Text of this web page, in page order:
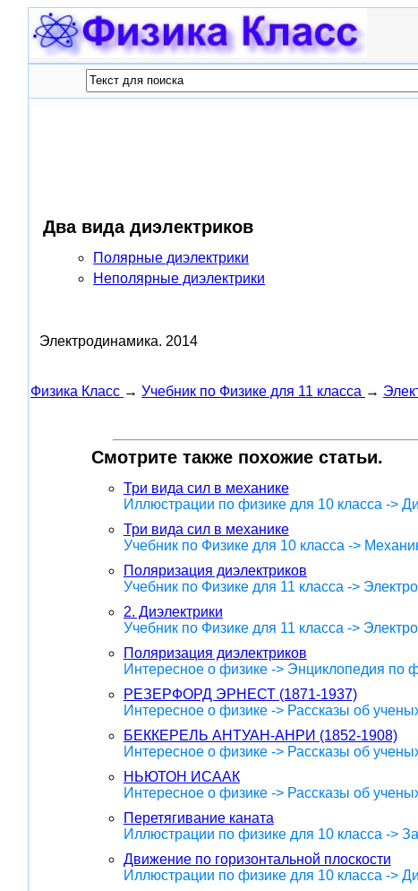
Два вида диэлектриков
Полярные диэлектрики
Неполярные диэлектрики
Электродинамика. 2014
Физика Класс → Учебник по Физике для 11 класса →
Смотрите также похожие статьи.
Три вида сил в механике
Иллюстрации по физике для 10 класса ->
Три вида сил в механике
Учебник по Физике для 10 класса ->
Поляризация диэлектриков
Учебник по Физике для 11 класса ->
2. Диэлектрики
Учебник по Физике для 11 класса ->
Поляризация диэлектриков
Интересное о физике -> Энциклопедия по
РЕЗЕРФОРД ЭРНЕСТ (1871-1937)
Интересное о физике -> Рассказы об
БЕККЕРЕЛЬ АНТУАН-АНРИ (1852-1908)
Интересное о физике -> Рассказы об
НЬЮТОН ИСААК
Интересное о физике -> Рассказы об
Перетягивание каната
Иллюстрации по физике для 10 класса ->
Движение по горизонтальной плоскости
Иллюстрации по физике для 10 класса ->